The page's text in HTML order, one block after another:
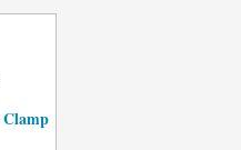
Clamp